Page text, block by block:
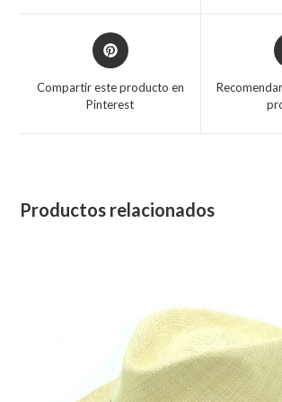
Opens
in
new
Compartir este producto en
Pinterest
in
Productos relacionados